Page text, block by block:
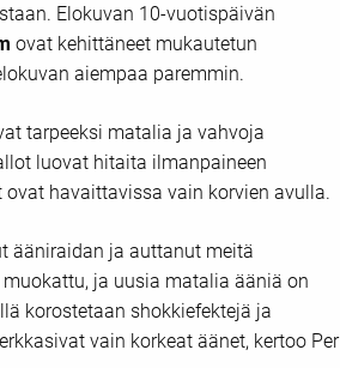
Elokuvan 10-vuotispäivän
ovat kehittäneet mukautetun
aiempaa paremmin.
tarpeeksi matalia ja vahvoja
luovat hitaita ilmanpaineen
havaittavissa vain korvien avulla.
ääniraidan ja auttanut meitä
ja uusia matalia ääniä on
korostetaan shokkiefektejä ja
vain korkeat äänet, kertoo Per